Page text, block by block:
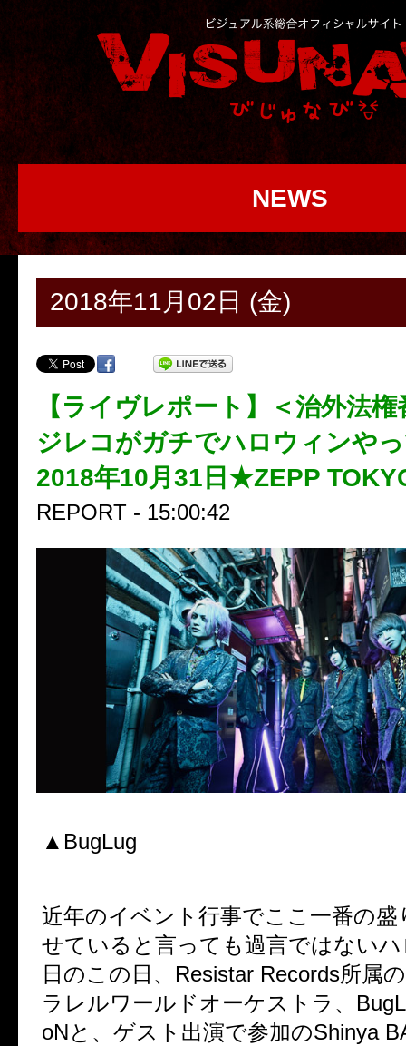
NEWS
2018年11月02日 (金)
【ライヴレポート】＜治外法
ジレコがガチでハロウィンや
2018年10月31日★ZEPP
REPORT - 15:00:42
▲BugLug
近年のイベント行事でここ一番の盛
せていると言っても過言ではない
日のこの日、 Resistar Records所属の
ラレルワールドオーケストラ、
oNと、ゲスト出演で参加のShinya